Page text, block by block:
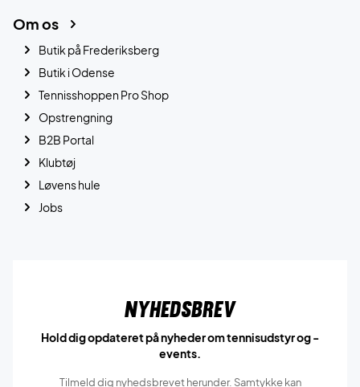
Om os
Butik på Frederiksberg
Butik i Odense
Tennisshoppen Pro Shop
Opstrengning
B2B Portal
Klubtøj
Løvens hule
Jobs
Nyhedsbrev
Hold dig opdateret på nyheder om tennisudstyr og -
events.
Tilmeld dig nyhedsbrevet herunder. Samtykke kan